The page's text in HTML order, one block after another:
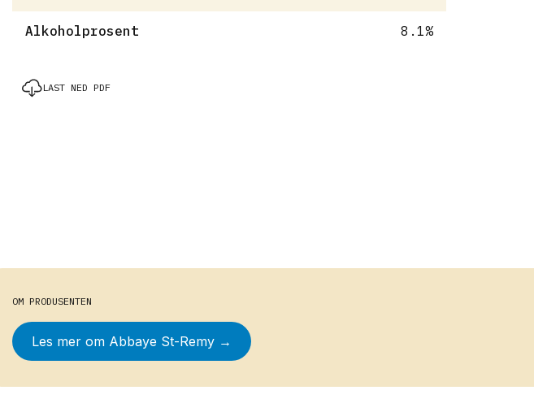
Alkoholprosent 8.1%
LAST NED PDF
OM PRODUSENTEN
Les mer om Abbaye St-Remy →